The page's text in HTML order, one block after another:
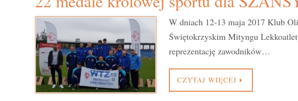
W dniach 12-13 maja 2017 Klub
Świętokrzyskim Mityngu
reprezentację zawodników…
CZYTAJ WIĘCEJ